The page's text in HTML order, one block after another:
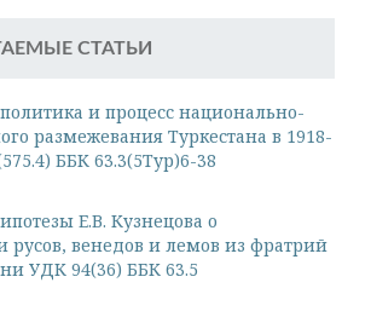
СТАТЬИ
и процесс национально-
размежевания Туркестана в 1918-
ББК 63.3(5Тур)6-38
Е.В. Кузнецова о
русов, венедов и лемов из фратрий
УДК 94(36) ББК 63.5